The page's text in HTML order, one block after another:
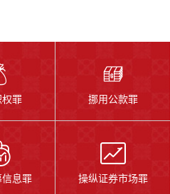
安徽受贿及滥用职权案
罪 挪用公款罪
息罪 操纵证券市场罪